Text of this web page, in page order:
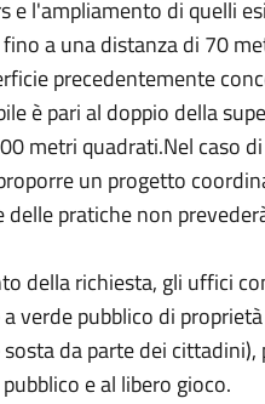
e l'ampliamento di quelli
a una distanza di 70
precedentemente
è pari al doppio della
metri quadrati.Nel caso
un progetto
pratiche non
della richiesta, gli uffici
verde pubblico di
da parte dei
e al libero gioco.